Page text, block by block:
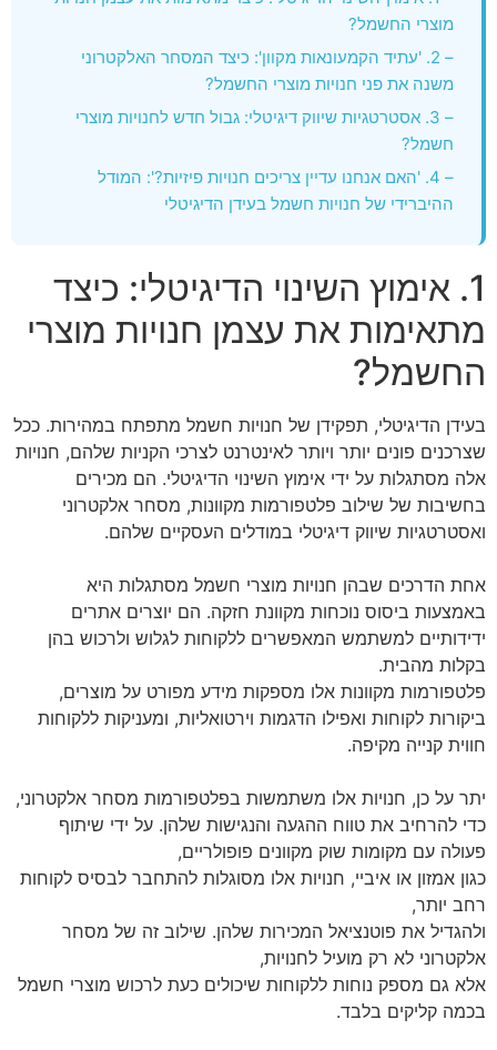
מוצרי החשמל?
– 2. 'עתיד הקמעונאות מקוון': כיצד המסחר האלקטרוני
משנה את פני חנויות מוצרי החשמל?
– 3. אסטרטגיות שיווק דיגיטלי: גבול חדש לחנויות מוצרי
חשמל?
– 4. 'האם אנחנו עדיין צריכים חנויות פיזיות?': המודל
ההיברידי של חנויות חשמל בעידן הדיגיטלי
1. אימוץ השינוי הדיגיטלי: כיצד
מתאימות את עצמן חנויות מוצרי
החשמל?
בעידן הדיגיטלי, תפקידן של חנויות חשמל מתפתח במהירות. ככל
שצרכנים פונים יותר ויותר לאינטרנט לצרכי הקניות שלהם, חנויות
אלה מסתגלות על ידי אימוץ השינוי הדיגיטלי. הם מכירים
בחשיבות של שילוב פלטפורמות מקוונות, מסחר אלקטרוני
ואסטרטגיות שיווק דיגיטלי במודלים העסקיים שלהם.
אחת הדרכים שבהן חנויות מוצרי חשמל מסתגלות היא
באמצעות ביסוס נוכחות מקוונת חזקה. הם יוצרים אתרים
ידידותיים למשתמש המאפשרים ללקוחות לגלוש ולרכוש בהן
בקלות מהבית.
פלטפורמות מקוונות אלו מספקות מידע מפורט על מוצרים,
ביקורות לקוחות ואפילו הדגמות וירטואליות, ומעניקות ללקוחות
חווית קנייה מקיפה.
יתר על כן, חנויות אלו משתמשות בפלטפורמות מסחר אלקטרוני,
כדי להרחיב את טווח ההגעה והנגישות שלהן. על ידי שיתוף
פעולה עם מקומות שוק מקוונים פופולריים,
כגון אמזון או איביי, חנויות אלו מסוגלות להתחבר לבסיס לקוחות
רחב יותר,
ולהגדיל את פוטנציאל המכירות שלהן. שילוב זה של מסחר
אלקטרוני לא רק מועיל לחנויות,
אלא גם מספק נוחות ללקוחות שיכולים כעת לרכוש מוצרי חשמל
בכמה קליקים בלבד.